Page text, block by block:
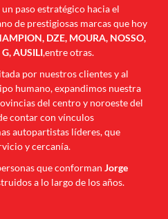
paso estratégico hacia el
de prestigiosas marcas que hoy
DZE, MOURA, NOSSO,
AUSILI,entre otras.
por nuestros clientes y al
humano, expandimos nuestra
del centro y noroeste del
contar con vínculos
autopartistas líderes, que
y cercanía.
que conforman Jorge
a lo largo de los años.